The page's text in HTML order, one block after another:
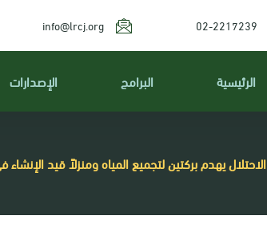
02-2217239
info@lrcj.org
الرئيسية البرامج الإصدارات
الاحتلال يهدم بركتين لتجميع المياه ومنزلاً قيد